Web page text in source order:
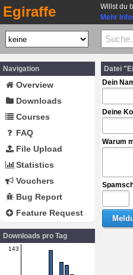
Egiraffe
Willst du
Mehr
Navigation
Overview
Downloads
Courses
FAQ
File Upload
Statistics
Vouchers
Bug Report
Feature Request
Downloads pro Tag
143
Datei
Dein
Deine
Warum